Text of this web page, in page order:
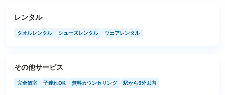
レンタル
タオルレンタル シューズレンタル ウェアレンタル
その他サービス
完全個室 子連れOK 無料カウンセリング 駅から5分以内